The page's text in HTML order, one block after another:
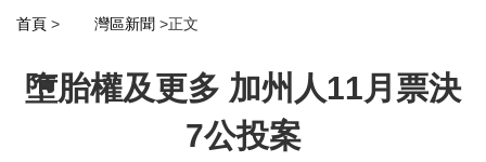
首頁 > 灣區新聞 >正文
墮胎權及更多 加州人11月票決
7公投案